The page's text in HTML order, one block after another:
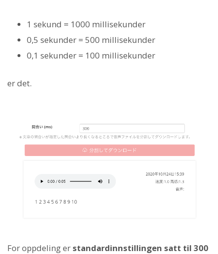
1 sekund = 1000 millisekunder
0,5 sekunder = 500 millisekunder
0,1 sekunder = 100 millisekunder
er det.
For oppdeling er standardinnstillingen satt til 300